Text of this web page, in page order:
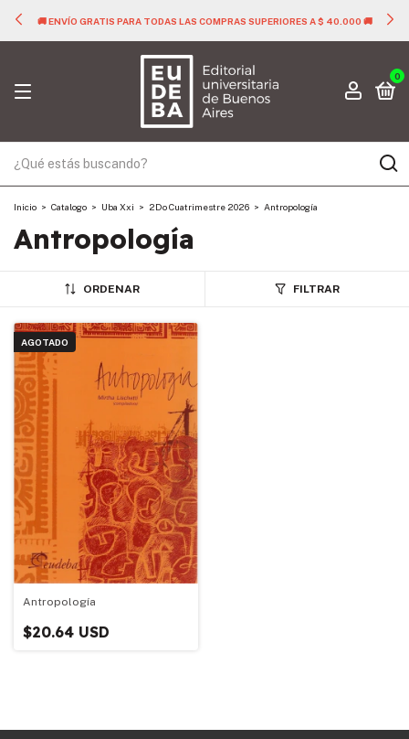
🚚 ENVÍO GRATIS PARA TODAS LAS COMPRAS SUPERIORES A $ 40.000 🚚
0
Inicio > Catalogo > Uba Xxi > 2Do Cuatrimestre 2026 > Antropología
Antropología
ORDENAR FILTRAR
AGOTADO
Antropología
$20.64 USD